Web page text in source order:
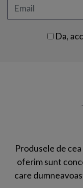
Da,
Produsele de
oferim sunt
care